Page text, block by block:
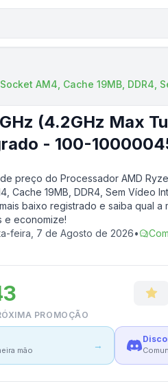
AM4, Cache 19MB, DDR4,
(4.2GHz Max
- 100-
preço do Processador AMD
Cache 19MB, DDR4, Sem Vídeo
baixo registrado e saiba qual a
e economize!
feira, 7 de Agosto de 2026•
PROMOÇÃO
mão →